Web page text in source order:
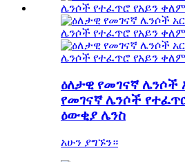
ዕለታዊ የመገናኛ ሌንሶች
የመገናኛ ሌንሶች
ዕውቂያ ሌንስ
አሁን ያግኙን።